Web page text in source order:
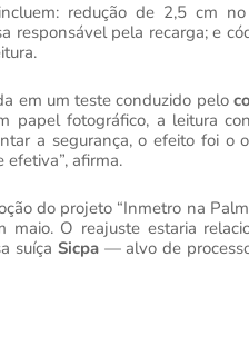
redução de 2,5 cm
responsável pela recarga; e
em um teste conduzido pelo
fotográfico, a leitura
a segurança, o efeito foi
afirma.
do projeto “Inmetro na
O reajuste estaria
suíça Sicpa— alvo de